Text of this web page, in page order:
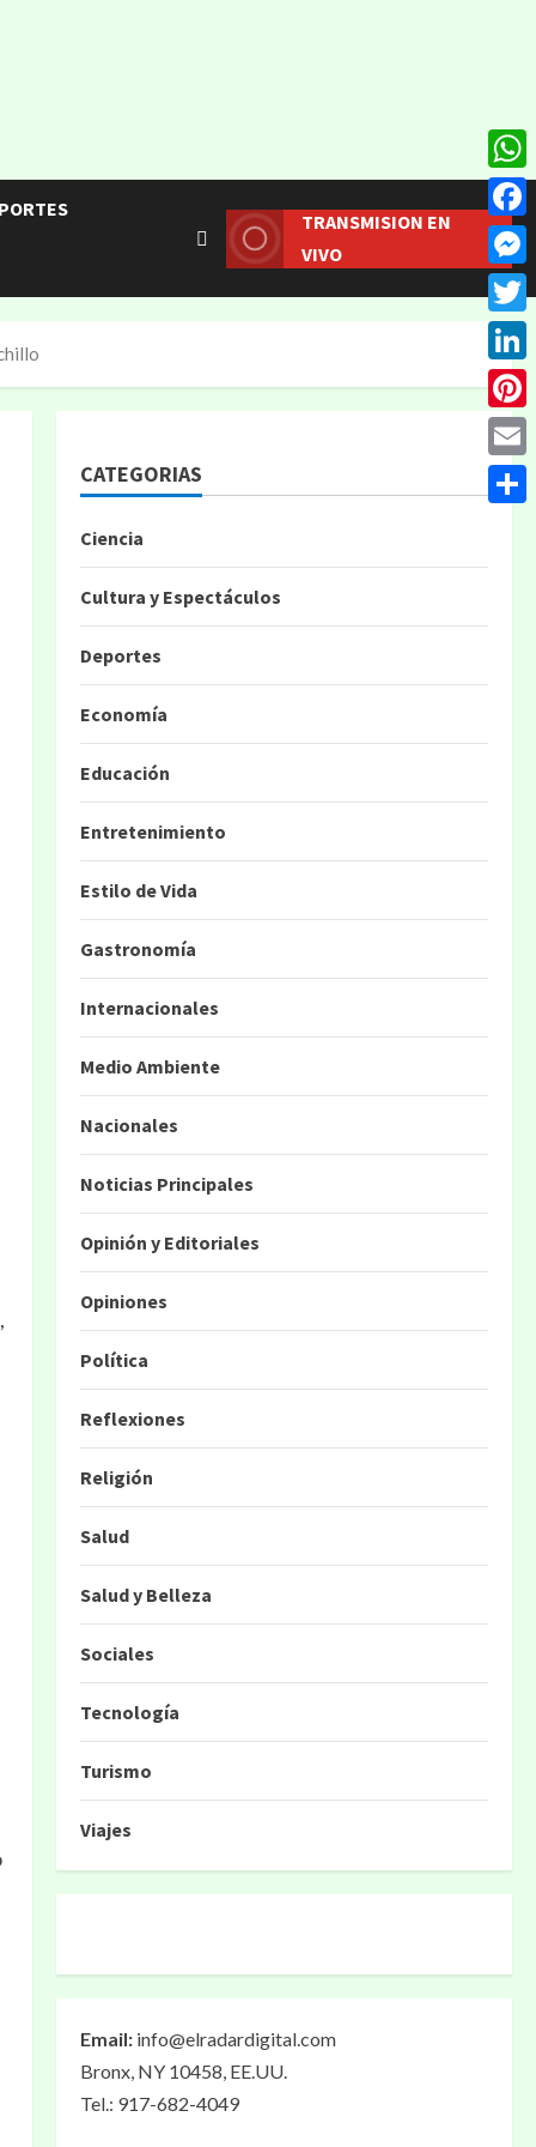
TRANSMISION EN
VIVO
CATEGORIAS
Ciencia
Cultura y Espectáculos
Deportes
Economía
Educación
Entretenimiento
Estilo de Vida
Gastronomía
Internacionales
Medio Ambiente
Nacionales
Noticias Principales
Opinión y Editoriales
Opiniones
Política
Reflexiones
Religión
Salud
Salud y Belleza
Sociales
Tecnología
Turismo
Viajes
Email: info@elradardigital.com
Bronx, NY 10458, EE.UU.
Tel.: 917-682-4049
Email